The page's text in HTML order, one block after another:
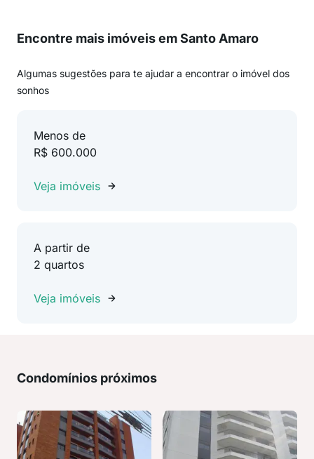
Encontre mais imóveis em Santo Amaro
Algumas sugestões para te ajudar a encontrar o imóvel dos
sonhos
Menos de
R$ 600.000
Veja imóveis
A partir de
2 quartos
Veja imóveis
Condomínios próximos